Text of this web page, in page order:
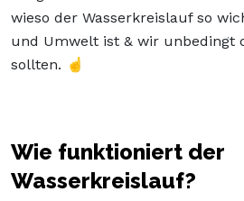
wieso der Wasserkreislauf so
und Umwelt ist & wir unbedingt
sollten. ☝️
Wie funktioniert der
Wasserkreislauf?